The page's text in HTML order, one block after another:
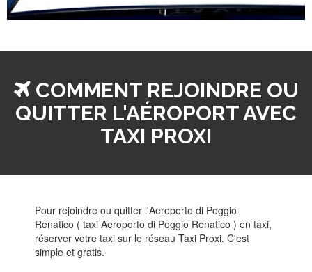
COMMENT REJOINDRE OU
QUITTER L'AÉROPORT AVEC
TAXI PROXI
Pour rejoindre ou quitter l'Aeroporto di Poggio
Renatico ( taxi Aeroporto di Poggio Renatico ) en taxi,
réserver votre taxi sur le réseau Taxi Proxi. C'est
simple et gratis.